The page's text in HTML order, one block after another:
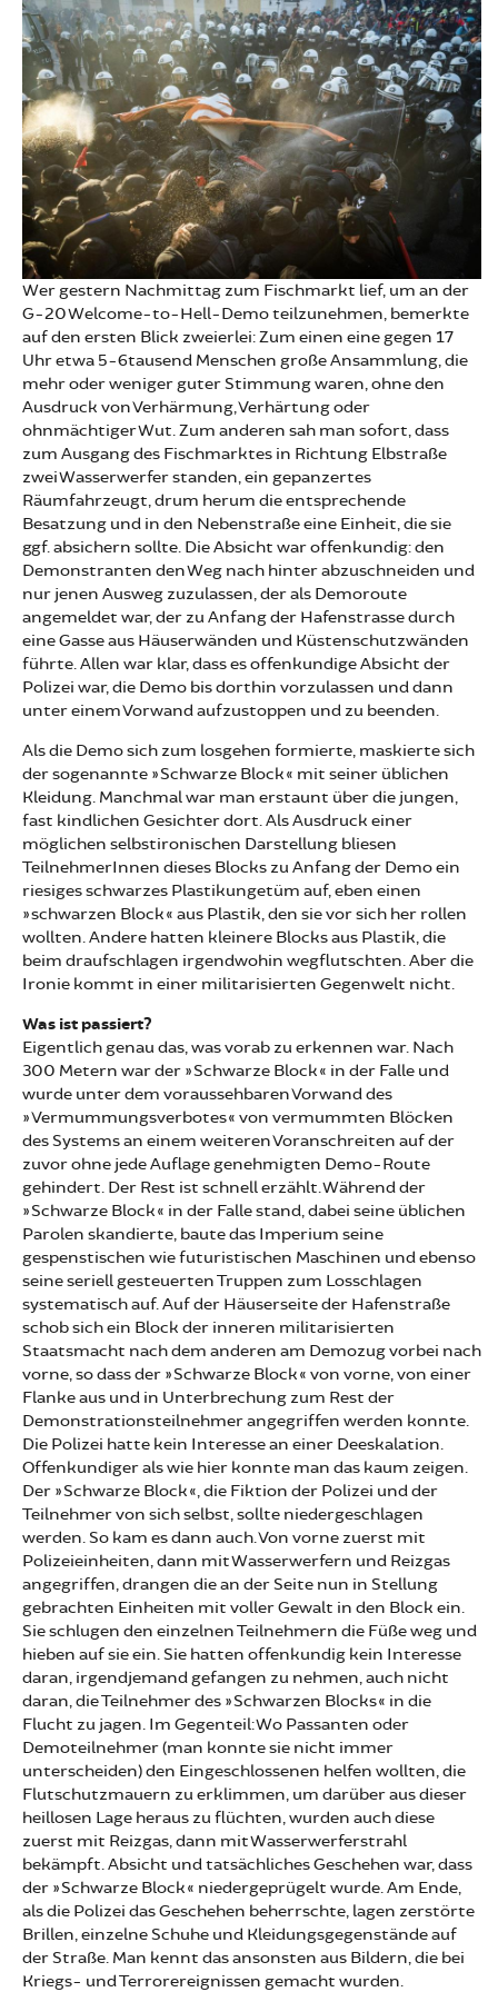
Wer gestern Nachmittag zum Fischmarkt lief, um an der
G-20 Welcome-to-Hell-Demo teilzunehmen, bemerkte
auf den ersten Blick zweierlei: Zum einen eine gegen 17
Uhr etwa 5-6tausend Menschen große Ansammlung, die
mehr oder weniger guter Stimmung waren, ohne den
Ausdruck von Verhärmung, Verhärtung oder
ohnmächtiger Wut. Zum anderen sah man sofort, dass
zum Ausgang des Fischmarktes in Richtung Elbstraße
zwei Wasserwerfer standen, ein gepanzertes
Räumfahrzeugt, drum herum die entsprechende
Besatzung und in den Nebenstraße eine Einheit, die sie
ggf. absichern sollte. Die Absicht war offenkundig: den
Demonstranten den Weg nach hinter abzuschneiden und
nur jenen Ausweg zuzulassen, der als Demoroute
angemeldet war, der zu Anfang der Hafenstrasse durch
eine Gasse aus Häuserwänden und Küstenschutzwänden
führte. Allen war klar, dass es offenkundige Absicht der
Polizei war, die Demo bis dorthin vorzulassen und dann
unter einem Vorwand aufzustoppen und zu beenden.
Als die Demo sich zum losgehen formierte, maskierte sich
der sogenannte »Schwarze Block« mit seiner üblichen
Kleidung. Manchmal war man erstaunt über die jungen,
fast kindlichen Gesichter dort. Als Ausdruck einer
möglichen selbstironischen Darstellung bliesen
TeilnehmerInnen dieses Blocks zu Anfang der Demo ein
riesiges schwarzes Plastikungetüm auf, eben einen
»schwarzen Block« aus Plastik, den sie vor sich her rollen
wollten. Andere hatten kleinere Blocks aus Plastik, die
beim draufschlagen irgendwohin wegflutschten. Aber die
Ironie kommt in einer militarisierten Gegenwelt nicht.
Was ist passiert?
Eigentlich genau das, was vorab zu erkennen war. Nach
300 Metern war der »Schwarze Block« in der Falle und
wurde unter dem voraussehbaren Vorwand des
»Vermummungsverbotes« von vermummten Blöcken
des Systems an einem weiteren Voranschreiten auf der
zuvor ohne jede Auflage genehmigten Demo-Route
gehindert. Der Rest ist schnell erzählt. Während der
»Schwarze Block« in der Falle stand, dabei seine üblichen
Parolen skandierte, baute das Imperium seine
gespenstischen wie futuristischen Maschinen und ebenso
seine seriell gesteuerten Truppen zum Losschlagen
systematisch auf. Auf der Häuserseite der Hafenstraße
schob sich ein Block der inneren militarisierten
Staatsmacht nach dem anderen am Demozug vorbei nach
vorne, so dass der »Schwarze Block« von vorne, von einer
Flanke aus und in Unterbrechung zum Rest der
Demonstrationsteilnehmer angegriffen werden konnte.
Die Polizei hatte kein Interesse an einer Deeskalation.
Offenkundiger als wie hier konnte man das kaum zeigen.
Der »Schwarze Block«, die Fiktion der Polizei und der
Teilnehmer von sich selbst, sollte niedergeschlagen
werden. So kam es dann auch. Von vorne zuerst mit
Polizeieinheiten, dann mit Wasserwerfern und Reizgas
angegriffen, drangen die an der Seite nun in Stellung
gebrachten Einheiten mit voller Gewalt in den Block ein.
Sie schlugen den einzelnen Teilnehmern die Füße weg und
hieben auf sie ein. Sie hatten offenkundig kein Interesse
daran, irgendjemand gefangen zu nehmen, auch nicht
daran, die Teilnehmer des »Schwarzen Blocks« in die
Flucht zu jagen. Im Gegenteil: Wo Passanten oder
Demoteilnehmer (man konnte sie nicht immer
unterscheiden) den Eingeschlossenen helfen wollten, die
Flutschutzmauern zu erklimmen, um darüber aus dieser
heillosen Lage heraus zu flüchten, wurden auch diese
zuerst mit Reizgas, dann mit Wasserwerferstrahl
bekämpft. Absicht und tatsächliches Geschehen war, dass
der »Schwarze Block« niedergeprügelt wurde. Am Ende,
als die Polizei das Geschehen beherrschte, lagen zerstörte
Brillen, einzelne Schuhe und Kleidungsgegenstände auf
der Straße. Man kennt das ansonsten aus Bildern, die bei
Kriegs- und Terrorereignissen gemacht wurden.